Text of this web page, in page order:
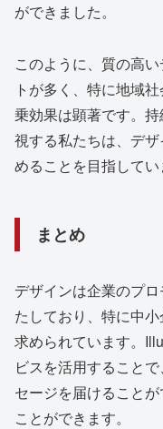
ができました。
このように、質の高
トが多く、特に地域
乗効果は顕著です。
視する私たちは、デ
めることを目指してい
まとめ
デザインは企業のプ
たしており、特に中
求められています。
ビスを活用すること
セージを届けること
ことができます。